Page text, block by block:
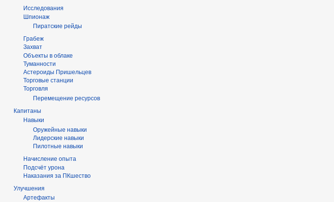
Исследования
Шпионаж
Пиратские рейды
Грабеж
Захват
Объекты в облаке
Туманности
Астероиды Пришельцев
Торговые станции
Торговля
Перемещение ресурсов
Капитаны
Навыки
Оружейные навыки
Лидерские навыки
Пилотные навыки
Начисление опыта
Подсчёт урона
Наказания за ПКшество
Улучшения
Артефакты